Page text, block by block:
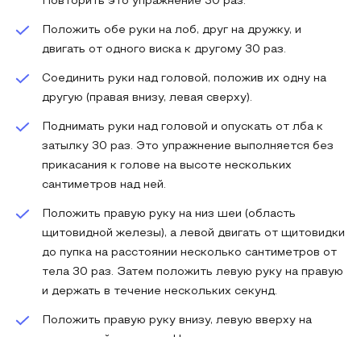
Положить обе руки на лоб, друг на дружку, и
двигать от одного виска к другому 30 раз.
Соединить руки над головой, положив их одну на
другую (правая внизу, левая сверху).
Поднимать руки над головой и опускать от лба к
затылку 30 раз. Это упражнение выполняется без
прикасания к голове на высоте нескольких
сантиметров над ней.
Положить правую руку на низ шеи (область
щитовидной железы), а левой двигать от щитовидки
до пупка на расстоянии несколько сантиметров от
тела 30 раз. Затем положить левую руку на правую
и держать в течение нескольких секунд.
Положить правую руку внизу, левую вверху на